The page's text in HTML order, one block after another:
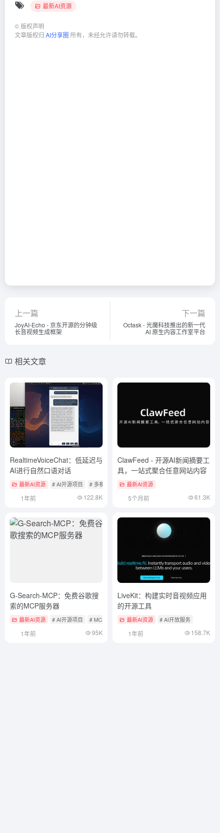
最新AI资源
© 版权声明
文章版权归 AI分享圈 所有，未经允许请勿转载。
上一篇
JoyAI-Echo - 京东开源的分钟级
长音视频生成框架
下一篇
Octask - 光魔科技推出的新一代
AI 原生内容工作室平台
相关文章
RealtimeVoiceChat：低延迟与
AI进行自然口语对话
最新AI资源 # AI开源项目 # 多模态实时互动产品
1年前 122.8K
ClawFeed - 开源AI新闻摘要工
具，一站式聚合任意网站内容
最新AI资源
5个月前 61.3K
G-Search-MCP：免费谷歌搜
索的MCP服务器
最新AI资源 # AI开源项目 # MCP服务
1年前 95K
LiveKit：构建实时音视频应用
的开源工具
最新AI资源 # AI开放服务
1年前 158.7K